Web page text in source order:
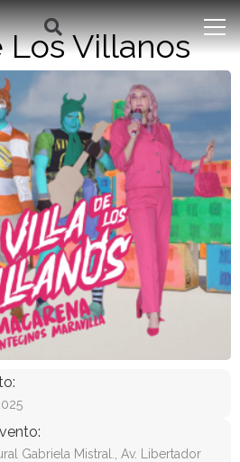
Los Villanos
Gabriela Mistral., Av. Libertador